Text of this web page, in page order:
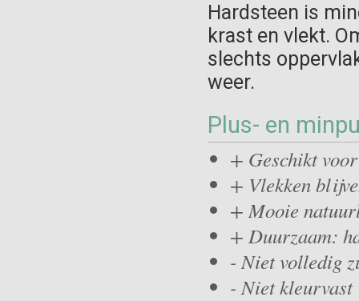
Hardsteen is
krast en vlekt.
slechts
weer.
Plus- en
+ Geschikt
+ Vlekken
+ Mooie
+ Duurzaam:
- Niet volledig
- Niet kleurvast